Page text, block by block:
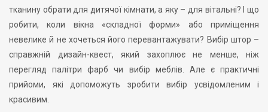
тканину обрати для дитячої кімнати, а яку – для вітальні? І що
робити, коли вікна «складної форми» або приміщення
невелике й не хочеться його перевантажувати? Вибір штор –
справжній дизайн-квест, який захоплює не менше, ніж
перегляд палітри фарб чи вибір меблів. Але є практичні
прийоми, які допоможуть зробити вибір усвідомленим і
красивим.